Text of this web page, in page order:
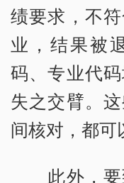
绩要求，不
业，结果被
码、专业代
失之交臂。
间核对，都可
此外，要